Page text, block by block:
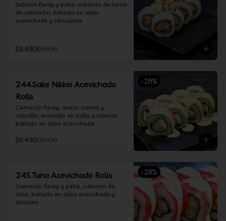
Salmón furay y palta, cubierto de tartar
de camarón, bañado en salsa
acevichada y ciboulette
$6.490$8.990
-28%
244.Sake Nikkei Acevichado
Rolls
Camarón furay, queso crema y
cebollín, envuelto en palta y salmón,
bañado en salsa acevichada
$6.490$8.990
-28%
245.Tuna Acevichado Rolls
Camarón furay y palta, cubierto de
atún, bañado en salsa acevichada y
shichimi